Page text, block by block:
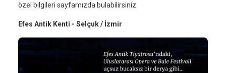
özel bilgileri sayfamızda bulabilirsiniz.
Efes Antik Kenti - Selçuk / İzmir